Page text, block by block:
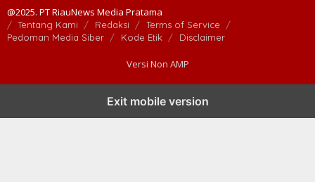
@2025. PT RiauNews Media Pratama
Tentang Kami Redaksi
Terms of Service
Pedoman Media Siber
Kode Etik Disclaimer
Versi Non AMP
Exit mobile version